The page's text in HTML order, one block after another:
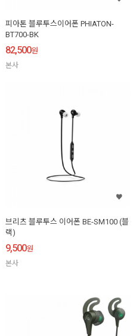
피아톤 블루투스이어폰 PHIATON-
BT700-BK
82,500원
본사
브리츠 블루투스 이어폰 BE-SM100 (블
랙)
9,500원
본사